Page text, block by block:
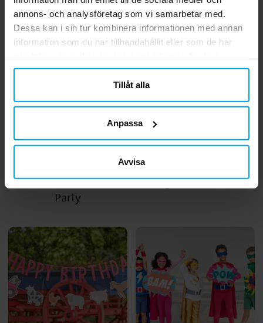
annons- och analysföretag som vi samarbetar med.
Dessa kan i sin tur kombinera informationen med annan
information som du har tillhandahållit eller som de har
närsomhelst ändra ditt samtycke.
Tillåt alla
Anpassa
Avvisa
Inspiration
Vanliga frågor & svar
om Gender Reveal
Party
Inspiration
Så här fixar du tidernas
roligaste Piratkalas